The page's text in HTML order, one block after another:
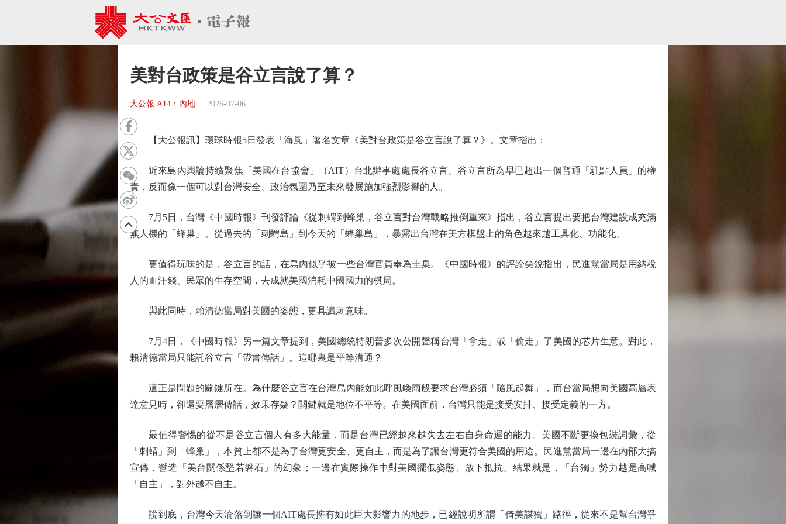
美對台政策是谷立言說了算？
大公報 A14：內地 2026-07-06
【大公報訊】環球時報5日發表「海風」署名文章《美對台政策是谷立言說了算？》。文章指出：
近來島內輿論持續聚焦「美國在台協會」（AIT）台北辦事處處長谷立言。谷立言所為早已超出一個普通「駐點人員」的權
責，反而像一個可以對台灣安全、政治氛圍乃至未來發展施加強烈影響的人。
7月5日，台灣《中國時報》刊發評論《從刺蝟到蜂巢，谷立言對台灣戰略推倒重來》指出，谷立言提出要把台灣建設成充滿
無人機的「蜂巢」。從過去的「刺蝟島」到今天的「蜂巢島」，暴露出台灣在美方棋盤上的角色越來越工具化、功能化。
更值得玩味的是，谷立言的話，在島內似乎被一些台灣官員奉為圭臬。《中國時報》的評論尖銳指出，民進黨當局是用納稅
人的血汗錢、民眾的生存空間，去成就美國消耗中國國力的棋局。
與此同時，賴清德當局對美國的姿態，更具諷刺意味。
7月4日，《中國時報》另一篇文章提到，美國總統特朗普多次公開聲稱台灣「拿走」或「偷走」了美國的芯片生意。對此，
賴清德當局只能託谷立言「帶書傳話」。這哪裏是平等溝通？
這正是問題的關鍵所在。為什麼谷立言在台灣島內能如此呼風喚雨般要求台灣必須「隨風起舞」，而台當局想向美國高層表
達意見時，卻還要層層傳話，效果存疑？關鍵就是地位不平等。在美國面前，台灣只能是接受安排、接受定義的一方。
最值得警惕的從不是谷立言個人有多大能量，而是台灣已經越來越失去左右自身命運的能力。美國不斷更換包裝詞彙，從
「刺蝟」到「蜂巢」，本質上都不是為了台灣更安全、更自主，而是為了讓台灣更符合美國的用途。民進黨當局一邊在內部大搞
宣傳，營造「美台關係堅若磐石」的幻象；一邊在實際操作中對美國擺低姿態、放下抵抗。結果就是，「台獨」勢力越是高喊
「自主」，對外越不自主。
說到底，台灣今天淪落到讓一個AIT處長擁有如此巨大影響力的地步，已經說明所謂「倚美謀獨」路徑，從來不是幫台灣爭